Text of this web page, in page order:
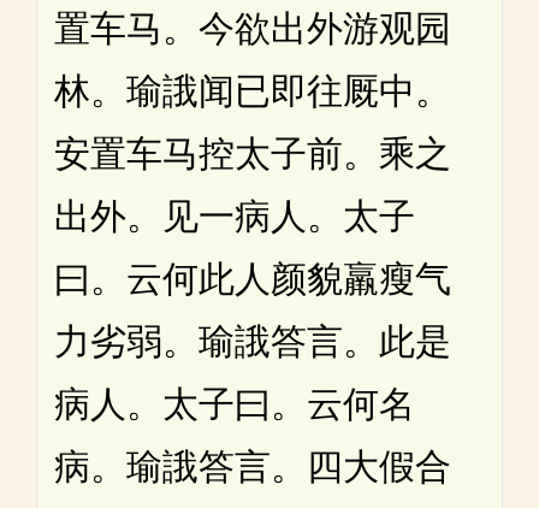
置车马。今欲出外游观园
林。瑜誐闻已即往厩中。
安置车马控太子前。乘之
出外。见一病人。太子
曰。云何此人颜貌羸瘦气
力劣弱。瑜誐答言。此是
病人。太子曰。云何名
病。瑜誐答言。四大假合